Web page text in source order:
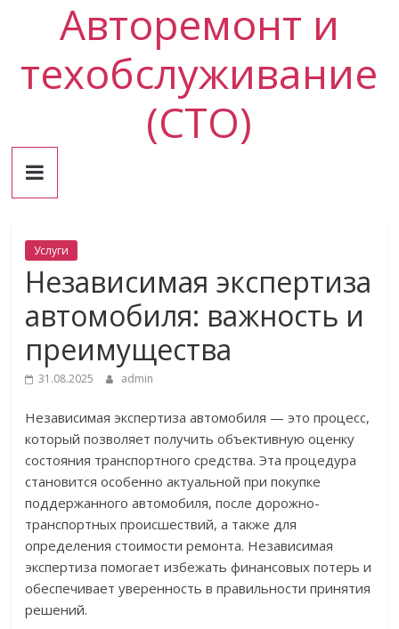
Авторемонт и
техобслуживание
(СТО)
Услуги
Независимая экспертиза
автомобиля: важность и
преимущества
31.08.2025 admin
Независимая экспертиза автомобиля — это процесс,
который позволяет получить объективную оценку
состояния транспортного средства. Эта процедура
становится особенно актуальной при покупке
поддержанного автомобиля, после дорожно-
транспортных происшествий, а также для
определения стоимости ремонта. Независимая
экспертиза помогает избежать финансовых потерь и
обеспечивает уверенность в правильности принятия
решений.